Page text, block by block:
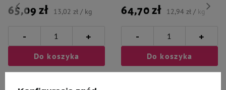
65,09 zł 13,02 zł / kg
- +
Do koszyka
64,70 zł 12,94 zł / kg
- +
Do koszyka